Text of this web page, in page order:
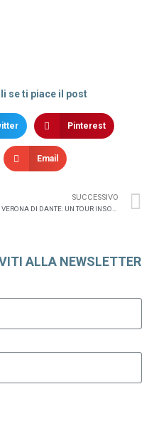
se ti piace il post
Pinterest
Email
SUCCESSIVO
LA VERONA DI DANTE: UN TOUR INSOLITO
ALLA NEWSLETTER